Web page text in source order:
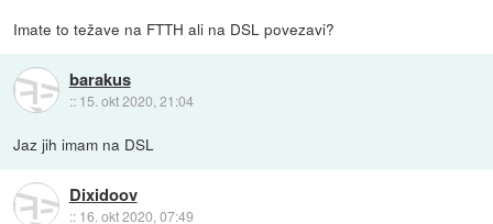
Imate to težave na FTTH ali na DSL povezavi?
barakus
:: 15. okt 2020, 21:04
Jaz jih imam na DSL
Dixidoov
:: 16. okt 2020, 07:49